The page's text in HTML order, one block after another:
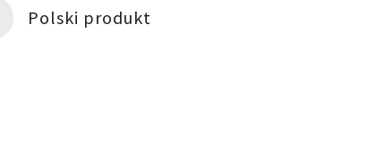
Polski produkt